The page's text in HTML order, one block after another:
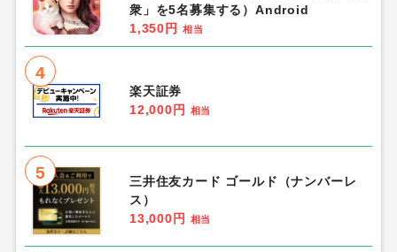
衆」を5名募集する）Android
1,350円
相当
4
楽天証券
12,000円
相当
5
三井住友カード ゴールド（ナンバーレ
ス）
13,000円
相当